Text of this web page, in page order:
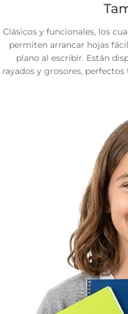
Clásicos y funcionales, los
permiten arrancar hojas
plano al escribir. Están
rayados y grosores,